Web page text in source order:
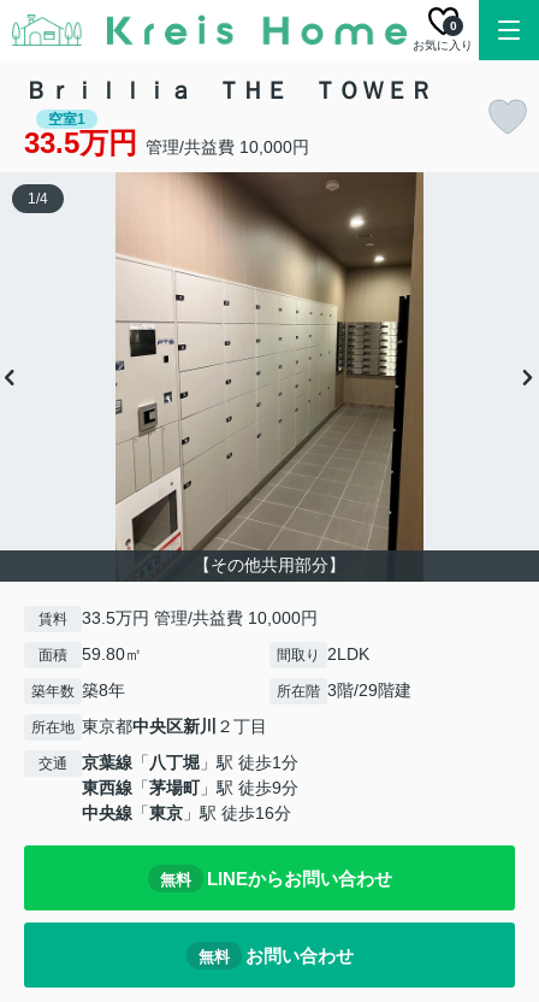
お気に入り
0
Ｂｒｉｌｌｉａ ＴＨＥ ＴＯＷＥＲ
空室1
33.5万円 管理/共益費 10,000円
【その他共用部分】
1/4
賃料 33.5万円 管理/共益費 10,000円
面積 59.80㎡ 間取り 2LDK
築年数 築8年 所在階 3階/29階建
所在地 東京都中央区新川 ２丁目
交通 京葉線 「八丁堀 」駅 徒歩1分
東西線 「茅場町」駅 徒歩9分
中央線 「東京 」駅 徒歩16分
無料 LINEからお問い合わせ
無料 お問い合わせ